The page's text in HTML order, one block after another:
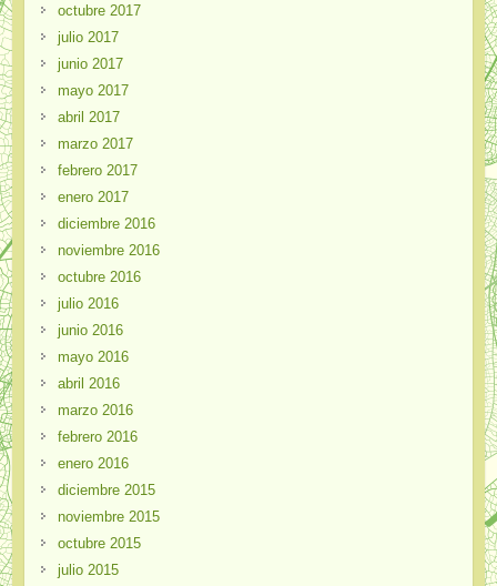
octubre 2017
julio 2017
junio 2017
mayo 2017
abril 2017
marzo 2017
febrero 2017
enero 2017
diciembre 2016
noviembre 2016
octubre 2016
julio 2016
junio 2016
mayo 2016
abril 2016
marzo 2016
febrero 2016
enero 2016
diciembre 2015
noviembre 2015
octubre 2015
julio 2015